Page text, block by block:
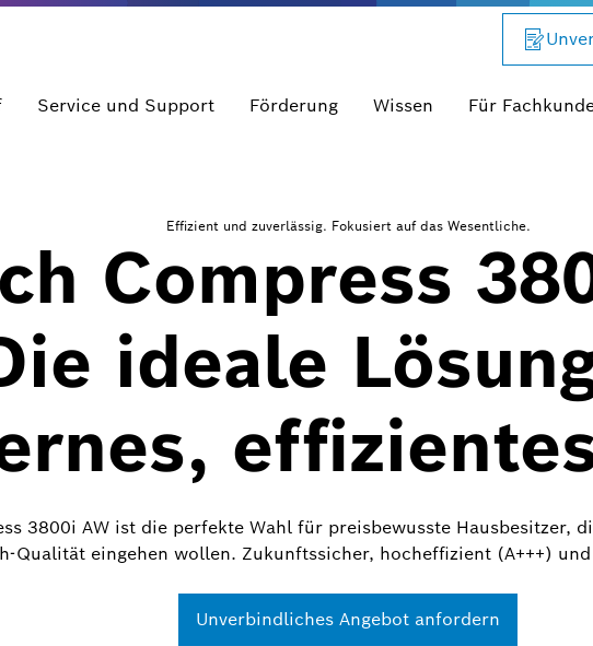
Service und Support Förderung Wissen Für
Effizient und zuverlässig. Fokusiert auf das Wesentliche.
Compress
ideale
3800i AW ist die perfekte Wahl für preisbewusste Hausbesitzer,
Qualität eingehen wollen. Zukunftssicher, hocheffizient (A+++)
Unverbindliches Angebot anfordern